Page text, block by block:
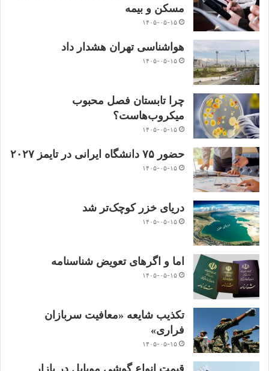
مسکن و بیمه
۱۴۰۵-۰۵-۱۵
هواشناسی تهران هشدار داد
۱۴۰۵-۰۵-۱۵
چرا تابستان فصل محبوب
میکروب‌هاست؟
۱۴۰۵-۰۵-۱۵
حضور ۷۵ دانشگاه ایرانی در تایمز ۲۰۲۷
۱۴۰۵-۰۵-۱۵
دریای خزر کوچک‌تر شد
۱۴۰۵-۰۵-۱۵
اما و اگرهای تعویض شناسنامه
۱۴۰۵-۰۵-۱۵
تکذیب شایعه «معافیت سربازان
فراری»
۱۴۰۵-۰۵-۱۵
قیمت انواع گوشی موبایل در بازار